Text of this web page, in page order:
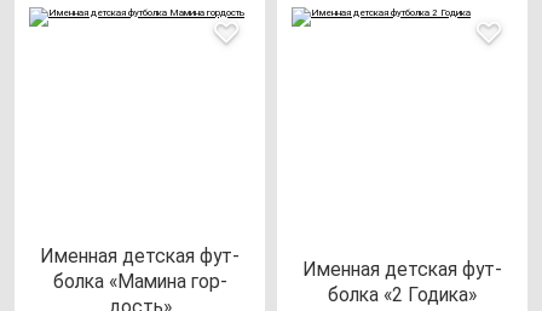
Имен­ная дет­ская фут­
бол­ка «Мами­на гор­
Имен­ная дет­ская фут­
бол­ка «2 Годи­ка»